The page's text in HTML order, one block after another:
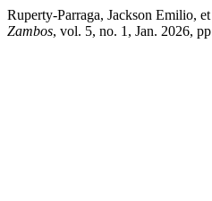
Ruperty-Parraga, Jackson Emilio,
Zambos, vol. 5, no. 1, Jan. 2026,